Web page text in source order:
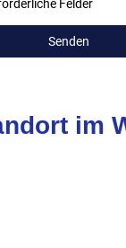
Felder
Senden
im